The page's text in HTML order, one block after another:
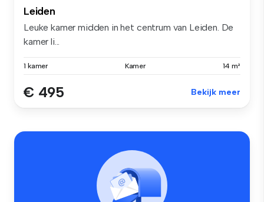
Leiden
Leuke kamer midden in het centrum van Leiden. De
kamer li...
1 kamer Kamer 14 m²
€ 495 Bekijk meer